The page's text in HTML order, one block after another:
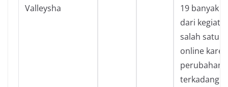
Valleysha
19 banyak
dari
salah
online
perubahan
terkadang